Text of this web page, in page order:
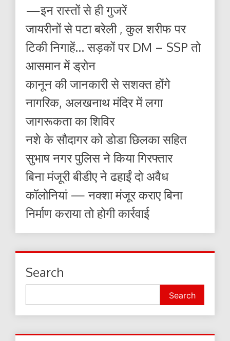
—इन रास्तों से ही गुजरें
जायरीनों से पटा बरेली , कुल शरीफ पर
टिकी निगाहें… सड़कों पर DM – SSP तो
आसमान में ड्रोन
कानून की जानकारी से सशक्त होंगे
नागरिक, अलखनाथ मंदिर में लगा
जागरूकता का शिविर
नशे के सौदागर को डोडा छिलका सहित
सुभाष नगर पुलिस ने किया गिरफ्तार
बिना मंजूरी बीडीए ने ढहाईं दो अवैध
कॉलोनियां — नक्शा मंजूर कराए बिना
निर्माण कराया तो होगी कार्रवाई
Search
Search